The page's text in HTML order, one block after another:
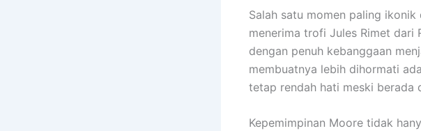
Salah satu momen paling
menerima trofi Jules Rimet dari
dengan penuh kebanggaan
membuatnya lebih dihormati
tetap rendah hati meski berada
Kepemimpinan Moore tidak